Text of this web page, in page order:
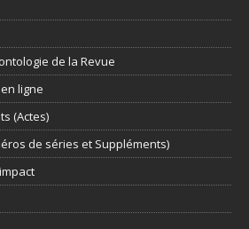
de la Revue
ligne
(Actes)
de séries et Suppléments)